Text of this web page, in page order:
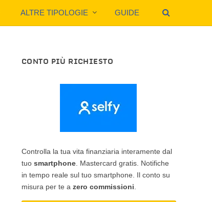
ALTRE TIPOLOGIE GUIDE
CONTO PIÙ RICHIESTO
Controlla la tua vita finanziaria interamente dal
tuo smartphone . Mastercard gratis. Notifiche
in tempo reale sul tuo smartphone. Il conto su
misura per te a zero commissioni